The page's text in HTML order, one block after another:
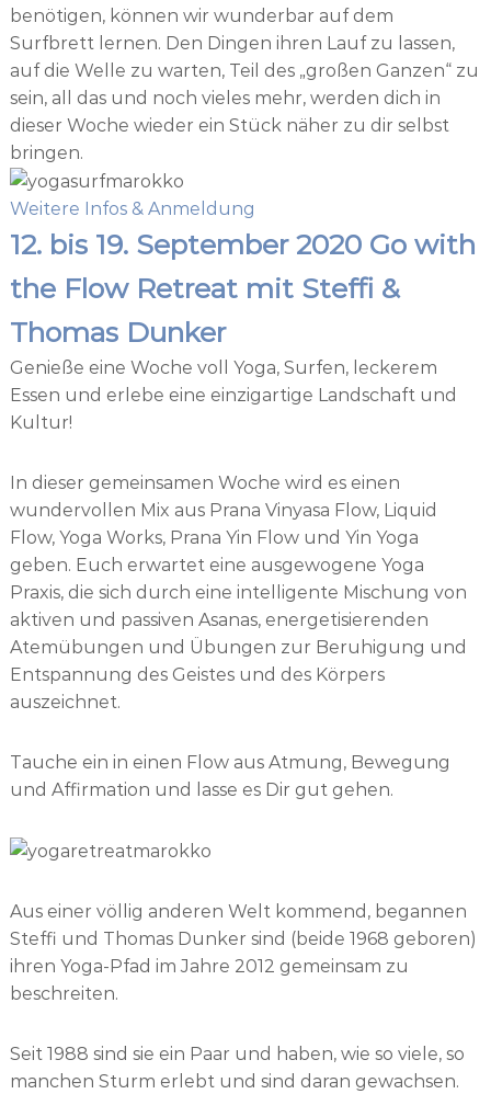
benötigen, können wir wunderbar auf dem
Surfbrett lernen. Den Dingen ihren Lauf zu lassen,
auf die Welle zu warten, Teil des „großen Ganzen“ zu
sein, all das und noch vieles mehr, werden dich in
dieser Woche wieder ein Stück näher zu dir selbst
bringen.
Weitere Infos & Anmeldung
12. bis 19. September 2020 Go with
the Flow Retreat mit Steffi &
Thomas Dunker
Genieße eine Woche voll Yoga, Surfen, leckerem
Essen und erlebe eine einzigartige Landschaft und
Kultur!
In dieser gemeinsamen Woche wird es einen
wundervollen Mix aus Prana Vinyasa Flow, Liquid
Flow, Yoga Works, Prana Yin Flow und Yin Yoga
geben. Euch erwartet eine ausgewogene Yoga
Praxis, die sich durch eine intelligente Mischung von
aktiven und passiven Asanas, energetisierenden
Atemübungen und Übungen zur Beruhigung und
Entspannung des Geistes und des Körpers
auszeichnet.
Tauche ein in einen Flow aus Atmung, Bewegung
und Affirmation und lasse es Dir gut gehen.
Aus einer völlig anderen Welt kommend, begannen
Steffi und Thomas Dunker sind (beide 1968 geboren)
ihren Yoga-Pfad im Jahre 2012 gemeinsam zu
beschreiten.
Seit 1988 sind sie ein Paar und haben, wie so viele, so
manchen Sturm erlebt und sind daran gewachsen.